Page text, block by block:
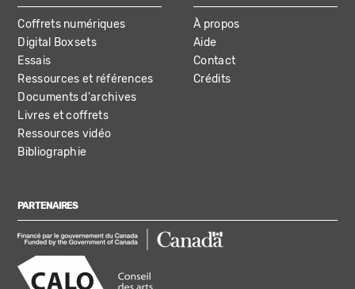
Coffrets numériques
Digital Boxsets
Essais
Ressources et références
Documents d'archives
Livres et coffrets
Ressources vidéo
Bibliographie
À propos
Aide
Contact
Crédits
PARTENAIRES